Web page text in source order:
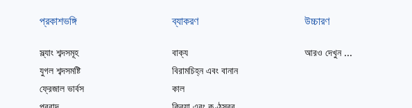
প্রকাশভঙ্গি
স্ল্যাং শব্দসমূহ
যুগল শব্দসমষ্টি
ফ্রেজাল ভার্বস
ব্যাকরণ
বাক্য
বিরামচিহ্ন এবং বানান
কাল
উচ্চারণ
আরও দেখুন...